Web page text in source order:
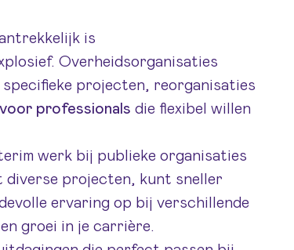
is
Overheidsorganisaties
projecten, reorganisaties
voor professionals die flexibel willen
werk bij publieke organisaties
diverse projecten, kunt sneller
ervaring op bij verschillende
groei in je carrière.